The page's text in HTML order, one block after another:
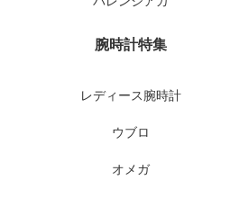
腕時計特集
レディース腕時計
ウブロ
オメガ